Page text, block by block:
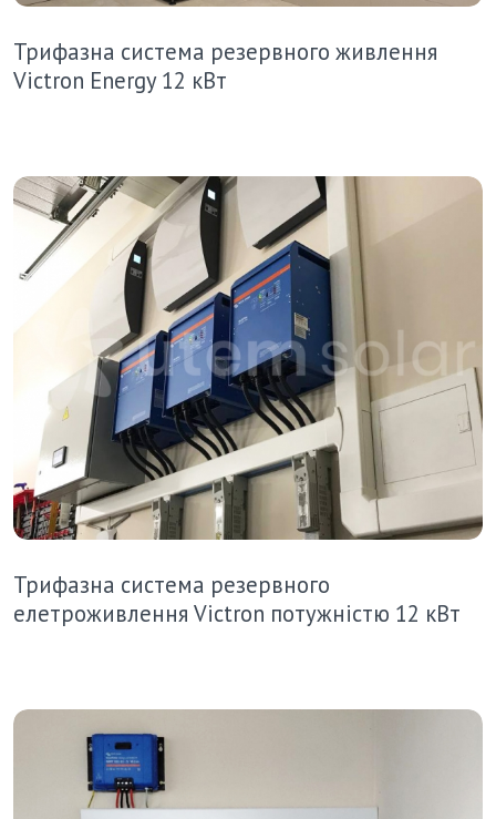
Трифазна система резервного живлення
Victron Energy 12 кВт
Трифазна система резервного
елетроживлення Victron потужністю 12 кВт